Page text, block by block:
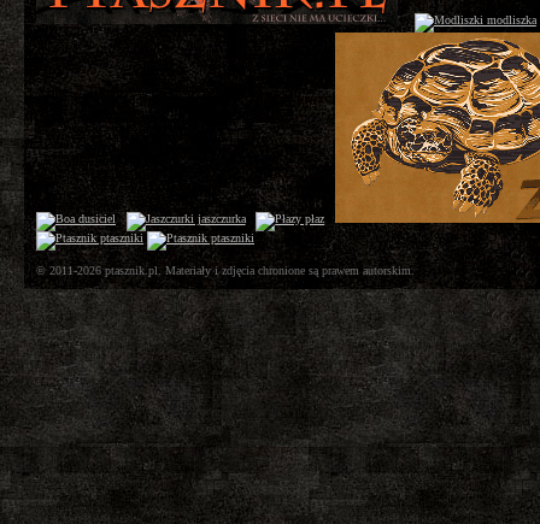
© 2011-2026 ptasznik.pl. Materiały i zdjęcia chronione są prawem autorskim.